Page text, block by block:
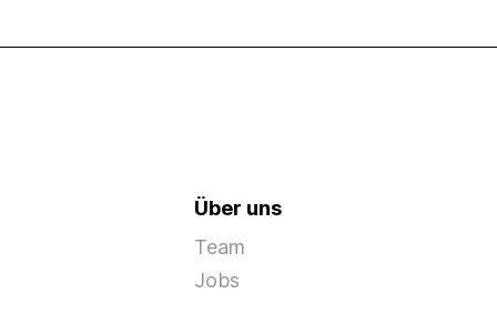
Über uns
Team
Jobs